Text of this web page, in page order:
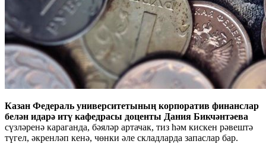
Казан Федераль университетының корпоратив финанслар
белән идарә итү кафедрасы доценты Дания Бикчәнтәева
сүзләренә караганда, бәяләр артачак, тиз һәм кискен рәвештә
түгел, әкренләп кенә, чөнки әле складларда запаслар бар.